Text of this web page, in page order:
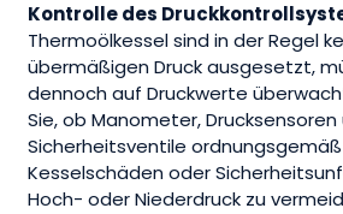
Kontrolle des
Thermoölkessel sind in der Regel
übermäßigen Druck ausgesetzt,
dennoch auf Druckwerte
Sie, ob Manometer, Drucksensoren
Sicherheitsventile
Kesselschäden oder
Hoch- oder Niederdruck zu